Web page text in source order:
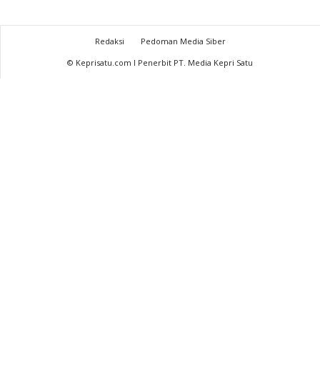
Redaksi
Pedoman Media Siber
© Keprisatu.com I Penerbit PT. Media Kepri Satu